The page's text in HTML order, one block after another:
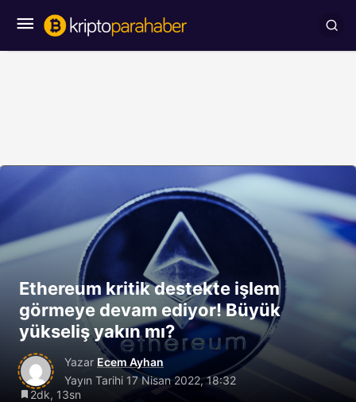
Ethereum kritik destekte işlem
görmeye devam ediyor! Büyük
yükseliş yakın mı?
Yazar Ecem Ayhan
Yayın Tarihi 17 Nisan 2022, 18:32
2dk, 13sn